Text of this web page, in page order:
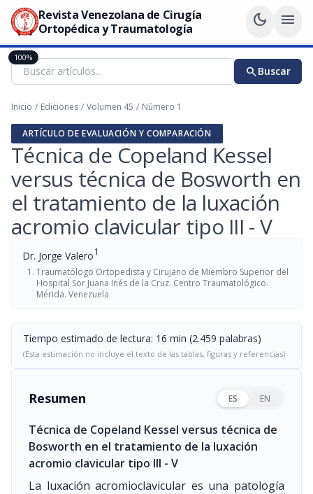
Revista Venezolana de Cirugía
Ortopédica y Traumatología
dark_mode menu
searchBuscar
Inicio / Ediciones / Volumen 45 / Número 1
ARTÍCULO DE EVALUACIÓN Y COMPARACIÓN
Técnica de Copeland Kessel
versus técnica de Bosworth en
el tratamiento de la luxación
acromio clavicular tipo III - V
Dr. Jorge Valero1
Traumatólogo Ortopedista y Cirujano de Miembro Superior del
Hospital Sor Juana Inés de la Cruz. Centro Traumatológico.
Mérida. Venezuela
Tiempo estimado de lectura: 16 min (2.459 palabras)
(Esta estimación no incluye el texto de las tablas, figuras y referencias)
Resumen ES EN
Técnica de Copeland Kessel versus técnica de
Bosworth en el tratamiento de la luxación
acromio clavicular tipo III - V
La luxación acromioclavicular es una patología
100%